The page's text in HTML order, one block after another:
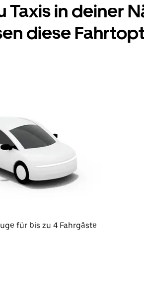
Taxis in deiner
diese
für bis zu 4 Fahrgäste